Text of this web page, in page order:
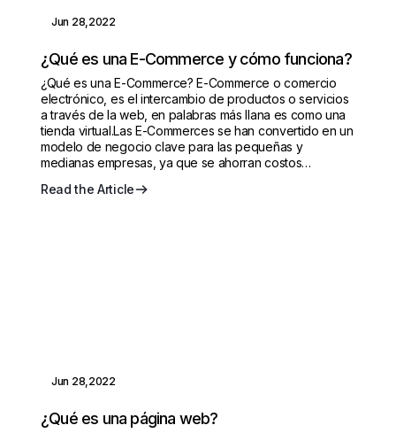
Jun 28,2022
¿Qué es una E-Commerce y cómo funciona?
¿Qué es una E-Commerce? E-Commerce o comercio
electrónico, es el intercambio de productos o servicios
a través de la web, en palabras más llana es como una
tienda virtual.Las E-Commerces se han convertido en un
modelo de negocio clave para las pequeñas y
medianas empresas, ya que se ahorran costos…
Read the Article
Jun 28,2022
¿Qué es una página web?